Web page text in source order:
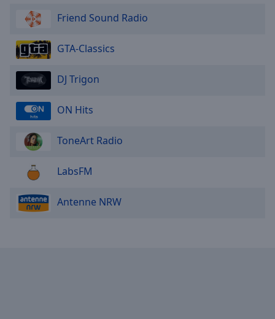
Friend Sound Radio
GTA-Classics
DJ Trigon
ON Hits
ToneArt Radio
LabsFM
Antenne NRW